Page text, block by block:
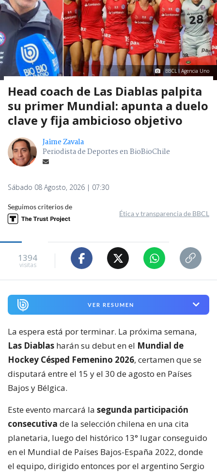
BBCL I Agencia Uno
Head coach de Las Diablas palpita
su primer Mundial: apunta a duelo
clave y fija ambicioso objetivo
Jaime Zavala
Periodista de Deportes en BioBioChile
Sábado 08 Agosto, 2026 | 07:30
Seguimos criterios de
Ética y transparencia de BBCL
1394
visitas
VER RESUMEN
La espera está por terminar. La próxima semana,
Las Diablas harán su debut en el Mundial de
Hockey Césped Femenino 2026, certamen que se
disputará entre el 15 y el 30 de agosto en Países
Bajos y Bélgica.
Este evento marcará la segunda participación
consecutiva de la selección chilena en una cita
planetaria, luego del histórico 13° lugar conseguido
en el Mundial de Países Bajos-España 2022, donde
el equipo, dirigido entonces por el argentino Sergio